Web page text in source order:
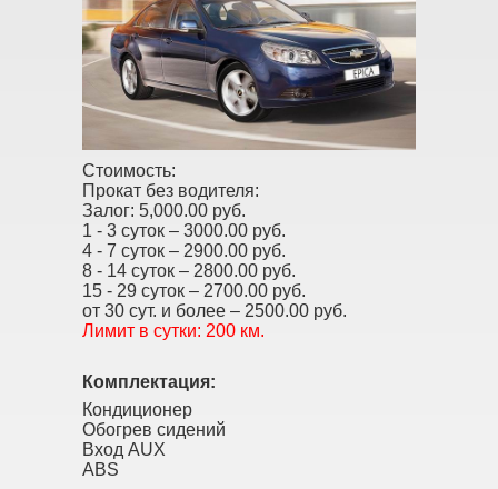
Стоимость:
Прокат без водителя:
Залог: 5,000.00 руб.
1 - 3 суток – 3000.00 руб.
4 - 7 суток – 2900.00 руб.
8 - 14 суток – 2800.00 руб.
15 - 29 суток – 2700.00 руб.
от 30 сут. и более – 2500.00 руб.
Лимит в сутки: 200 км.
Комплектация:
Кондиционер
Обогрев сидений
Вход AUX
ABS